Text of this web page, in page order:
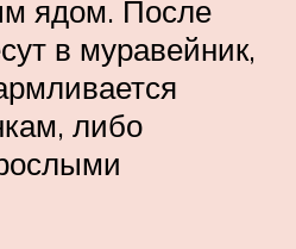
ядом. После
в муравейник,
либо